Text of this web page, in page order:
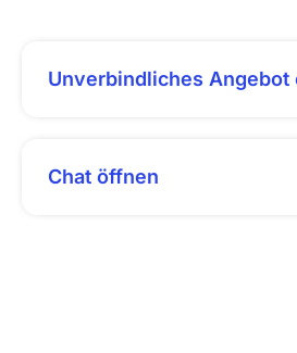
Unverbindliches Angebot
Chat öffnen